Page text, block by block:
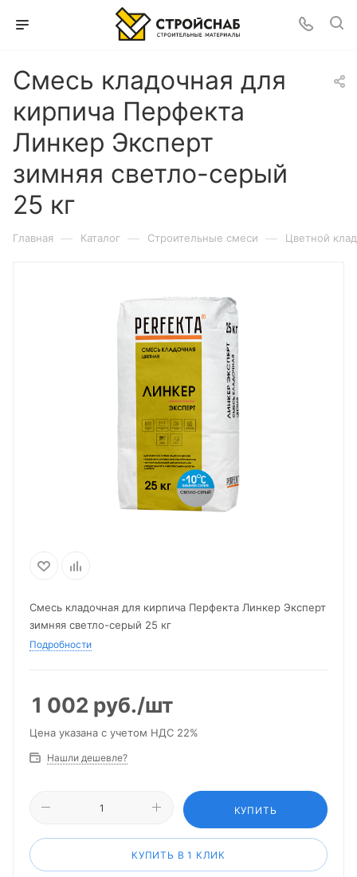
Смесь кладочная для
кирпича Перфекта
Линкер Эксперт
зимняя светло-серый
25 кг
Главная — Каталог — Строительные смеси — Цветной
Смесь кладочная для кирпича Перфекта Линкер Эксперт
зимняя светло-серый 25 кг
Подробности
1 002 руб./шт
Цена указана с учетом НДС 22%
Нашли дешевле?
КУПИТЬ
КУПИТЬ В 1 КЛИК